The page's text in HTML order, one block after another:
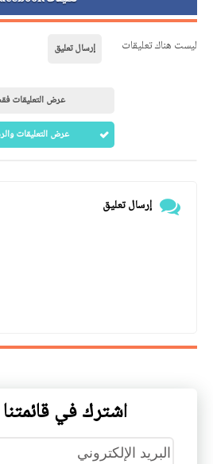
ليست هناك تعليقات إرسال تعليق
عرض التعليقات
عرض التعليقات
إرسال تعليق
اشترك في قائمتنا